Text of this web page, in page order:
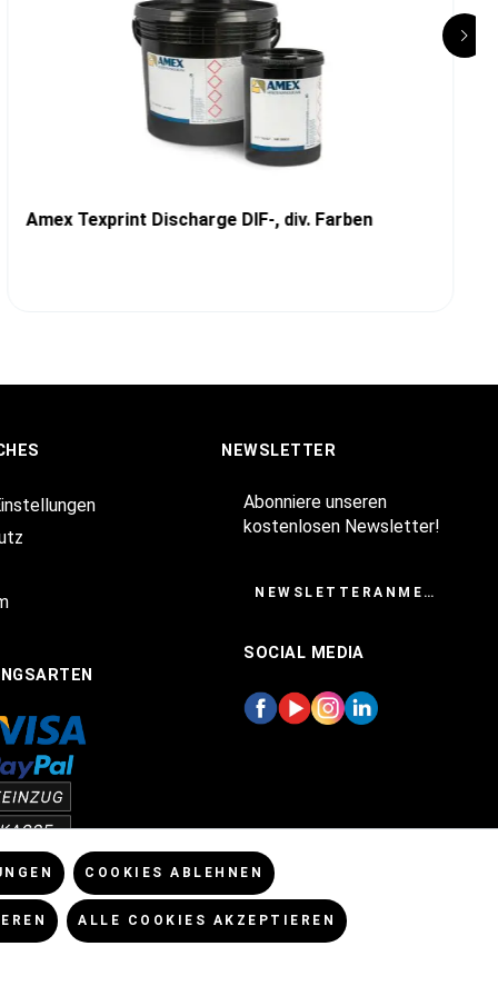
Amex Texprint Discharge DIF-, div. Farben
NEWSLETTER
Abonniere unseren
kostenlosen Newsletter!
NEWSLETTERANMELDUNG
SOCIAL MEDIA
nicht anders angegeben.
COOKIES ABLEHNEN
ALLE COOKIES AKZEPTIEREN